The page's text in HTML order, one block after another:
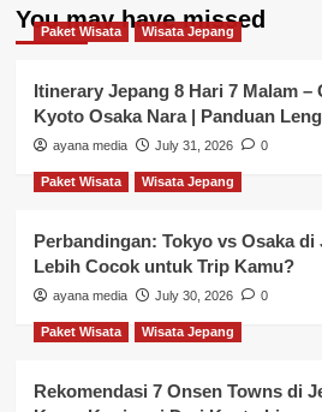
You may have missed
Paket Wisata Wisata Jepang
Itinerary Jepang 8 Hari 7 Malam –
Kyoto Osaka Nara | Panduan
ayana media July 31, 2026 0
Paket Wisata Wisata Jepang
Perbandingan: Tokyo vs Osaka
Lebih Cocok untuk Trip Kamu?
ayana media July 30, 2026 0
Paket Wisata Wisata Jepang
Rekomendasi 7 Onsen Towns di